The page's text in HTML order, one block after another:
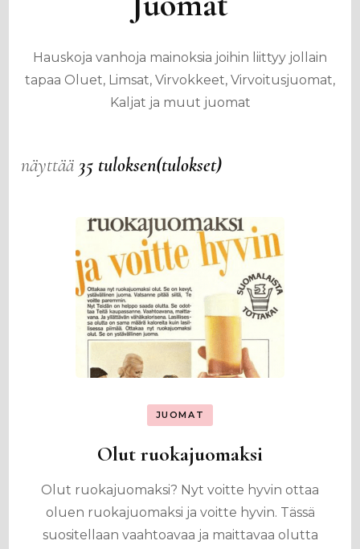
Hauskoja vanhoja mainoksia joihin liittyy jollain
tapaa Oluet, Limsat, Virvokkeet, Virvoitusjuomat,
Kaljat ja muut juomat
näyttää 35 tuloksen(tulokset)
JUOMAT
Olut ruokajuomaksi
Olut ruokajuomaksi? Nyt voitte hyvin ottaa
oluen ruokajuomaksi ja voitte hyvin. Tässä
suositellaan vaahtoavaa ja maittavaa olutta